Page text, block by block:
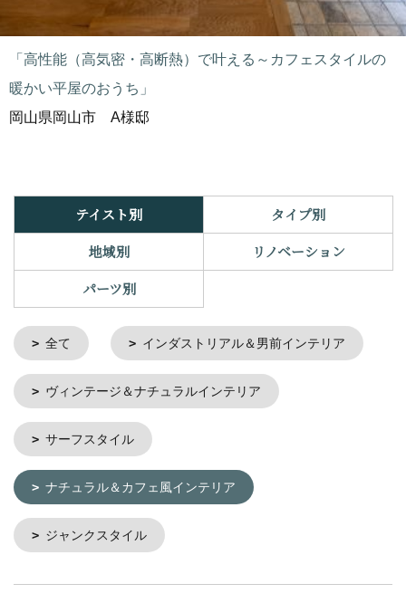
「高性能（高気密・高断熱）で叶える～カフェスタイルの
暖かい平屋のおうち」
岡山県岡山市 A様邸
テイスト別
タイプ別
地域別
リノベーション
パーツ別
全て インダストリアル＆男前インテリア
ヴィンテージ＆ナチュラルインテリア
サーフスタイル
ナチュラル＆カフェ風インテリア
ジャンクスタイル